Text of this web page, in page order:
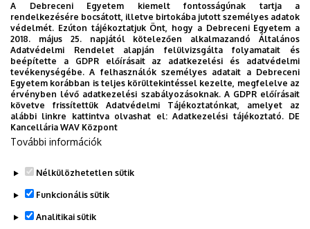
2026. augusztus 7.
Univerzum: A Debreceni Egyetem
titkos receptjei
KUTATÁS TUDOMÁNY
A Debreceni Egyetem kiemelt fontosságúnak tartja a
rendelkezésére bocsátott, illetve birtokába jutott személyes adatok
védelmét. Ezúton tájékoztatjuk Önt, hogy a Debreceni Egyetem a
2018. május 25. napjától kötelezően alkalmazandó Általános
Adatvédelmi Rendelet alapján felülvizsgálta folyamatait és
beépítette a GDPR előírásait az adatkezelési és adatvédelmi
tevékenységébe. A felhasználók személyes adatait a Debreceni
Egyetem korábban is teljes körültekintéssel kezelte, megfelelve az
érvényben lévő adatkezelési szabályozásoknak. A GDPR előírásait
követve frissítettük Adatvédelmi Tájékoztatónkat, amelyet az
alábbi linkre kattintva olvashat el:Adatkezelési tájékoztató. DE
Kancellária WAV Központ
További információk
Nélkülözhetetlen sütik
Funkcionális sütik
Analitikai sütik